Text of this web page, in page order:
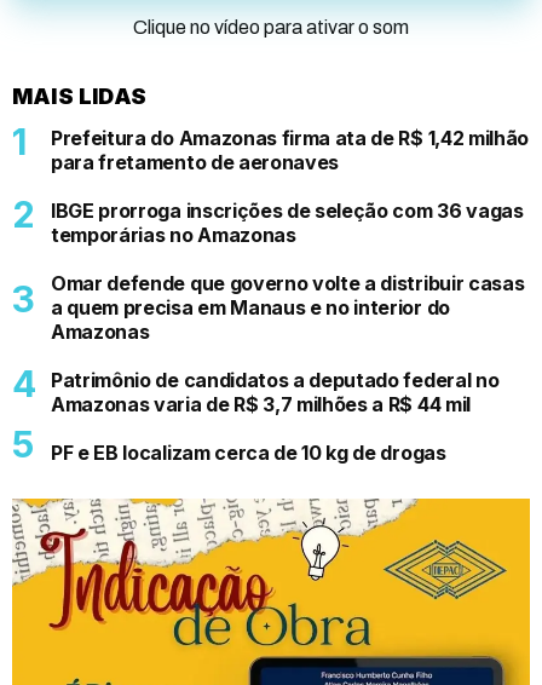
Clique no vídeo para ativar o som
MAIS LIDAS
Prefeitura do Amazonas firma ata de R$ 1,42 milhão
para fretamento de aeronaves
IBGE prorroga inscrições de seleção com 36 vagas
temporárias no Amazonas
Omar defende que governo volte a distribuir casas
a quem precisa em Manaus e no interior do
Amazonas
Patrimônio de candidatos a deputado federal no
Amazonas varia de R$ 3,7 milhões a R$ 44 mil
PF e EB localizam cerca de 10 kg de drogas